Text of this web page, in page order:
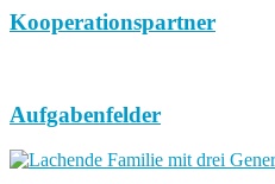
Kooperationspartner
Aufgabenfelder